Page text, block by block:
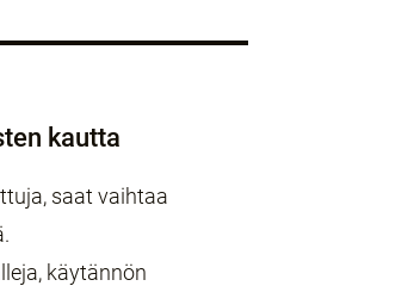
kautta
saat vaihtaa
käytännön